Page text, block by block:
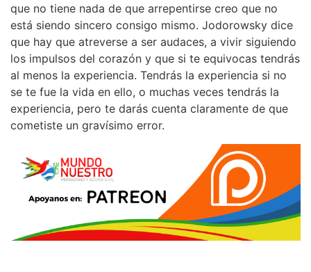
que no tiene nada de que arrepentirse creo que no
está siendo sincero consigo mismo. Jodorowsky dice
que hay que atreverse a ser audaces, a vivir siguiendo
los impulsos del corazón y que si te equivocas tendrás
al menos la experiencia. Tendrás la experiencia si no
se te fue la vida en ello, o muchas veces tendrás la
experiencia, pero te darás cuenta claramente de que
cometiste un gravísimo error.